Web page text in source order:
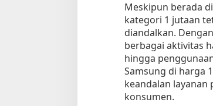
r
U
n
g
g
u
l
a
n
Meskipun berada
kategori 1 jutaan
diandalkan.
berbagai aktivitas
hingga
Samsung di harga
keandalan layanan
konsumen.